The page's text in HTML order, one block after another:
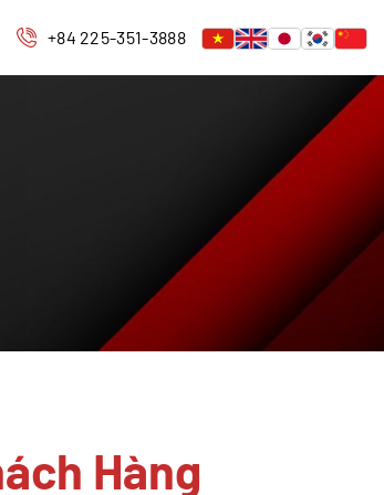
+84 225-351-3888
Hàng